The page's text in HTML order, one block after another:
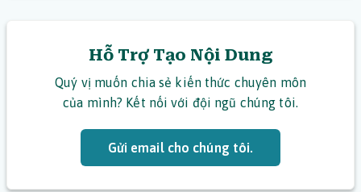
Hỗ Trợ Tạo Nội Dung
Quý vị muốn chia sẻ kiến thức chuyên môn
của mình? Kết nối với đội ngũ chúng tôi.
Gửi email cho chúng tôi.